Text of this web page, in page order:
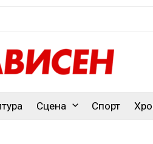
Сцена Спорт